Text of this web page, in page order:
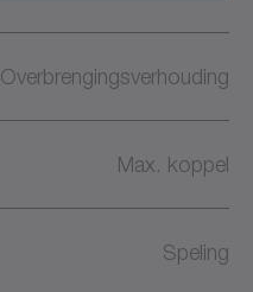
Overbrengingsverhouding
Max. koppel
Speling